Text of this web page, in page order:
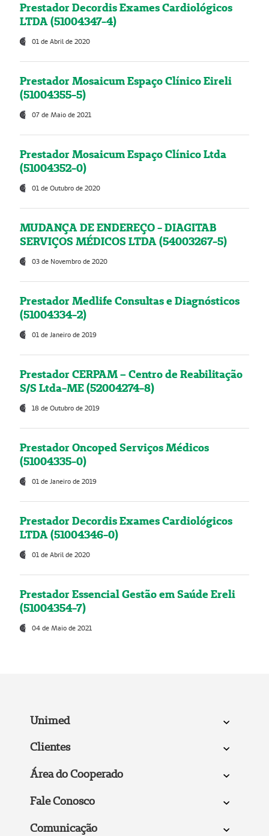
Prestador Decordis Exames Cardiológicos
LTDA (51004347-4)
01 de Abril de 2020
Prestador Mosaicum Espaço Clínico Eireli
(51004355-5)
07 de Maio de 2021
Prestador Mosaicum Espaço Clínico Ltda
(51004352-0)
01 de Outubro de 2020
MUDANÇA DE ENDEREÇO - DIAGITAB
SERVIÇOS MÉDICOS LTDA (54003267-5)
03 de Novembro de 2020
Prestador Medlife Consultas e Diagnósticos
(51004334-2)
01 de Janeiro de 2019
Prestador CERPAM – Centro de Reabilitação
S/S Ltda-ME (52004274-8)
18 de Outubro de 2019
Prestador Oncoped Serviços Médicos
(51004335-0)
01 de Janeiro de 2019
Prestador Decordis Exames Cardiológicos
LTDA (51004346-0)
01 de Abril de 2020
Prestador Essencial Gestão em Saúde Ereli
(51004354-7)
04 de Maio de 2021
Unimed
Clientes
Área do Cooperado
Fale Conosco
Comunicação